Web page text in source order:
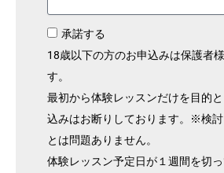
承諾する
18歳以下の方のお申込みは保護者
す。
最初から体験レッスンだけを目的
込みはお断りしております。※検討
とは問題ありません。
体験レッスン予定日が１週間を切